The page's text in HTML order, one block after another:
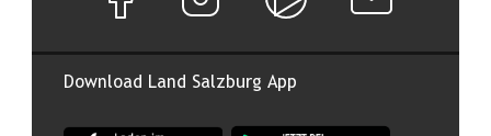
Download Land Salzburg App
App Land Salzburg im Apple App Store
App Land Salzburg im